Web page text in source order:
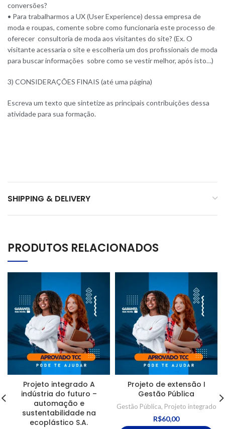
conversões?
• Para trabalharmos a UX (User Experience) dessa empresa de
moda e roupas, comente sobre como funcionaria este processo de
oferecer consultoria de moda aos visitantes do site? (Ex. O
visitante acessaria o site e escolheria um dos profissionais de moda
para buscar informações sobre como se vestir melhor, após isto…)
3) CONSIDERAÇÕES FINAIS (até uma página)
Escreva um texto que sintetize as principais contribuições dessa
atividade para sua formação.
SHIPPING & DELIVERY
PRODUTOS RELACIONADOS
Projeto integrado A
indústria do futuro –
automação e
sustentabilidade na
ecoplástico S.A.
Projeto de extensão I
Gestão Pública
Gestão Pública, Projeto integrado
R$60,00